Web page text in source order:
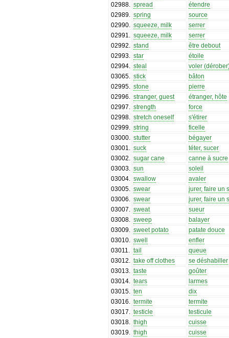
02988
spread
étendre
02989
spring
source
02990
squeeze, milk
serrer
02991
squeeze, milk
serrer
02992
stand
être debout
02993
star
étoile
02994
steal
voler
03065
stick
bâton
02995
stone
pierre
02996
stranger, guest
étranger, hôte
02997
strength
force
02998
stretch oneself
s'étirer
02999
string
ficelle
03000
stutter
bégayer
03001
suck
téter, sucer
03002
sugar cane
canne à sucre
03003
sun
soleil
03004
swallow
avaler
03005
swear
jurer, faire un
03006
swear
jurer, faire un
03007
sweat
sueur
03008
sweep
balayer
03009
sweet potato
patate douce
03010
swell
enfler
03011
tail
queue
03012
take off clothes
se déshabiller
03013
taste
goûter
03014
tears
larmes
03015
ten
dix
03016
termite
termite
03017
testicle
testicule
03018
thigh
cuisse
03019
thigh
cuisse